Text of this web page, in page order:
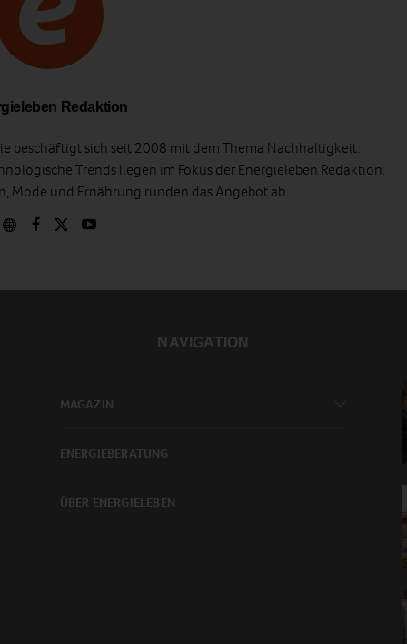
Redaktion
beschäftigt sich seit 2008 mit dem Thema Nachhaltigkeit.
Trends liegen im Fokus der Energieleben Redaktion.
Mode und Ernährung runden das Angebot ab.
NAVIGATION
MAGAZIN
ENERGIEBERATUNG
ÜBER ENERGIELEBEN